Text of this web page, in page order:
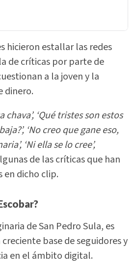
hicieron estallar las redes
de críticas por parte de
a la joven y la
dinero.
chava’, ‘Qué tristes son estos
‘No creo que gane eso,
‘Ni ella se lo cree’,
de las críticas que han
en dicho clip.
de San Pedro Sula, es
base de seguidores y
en el ámbito digital.